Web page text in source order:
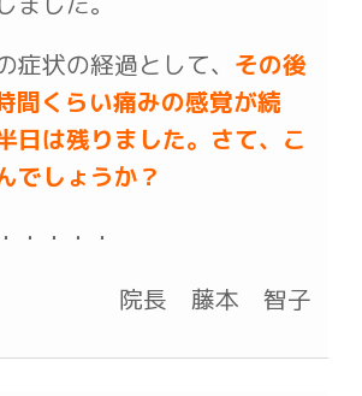
症状の経過として、 その後
間くらい痛みの感覚が続
日は残りました。さて、こ
でしょうか？
・・・・
院長 藤本 智子